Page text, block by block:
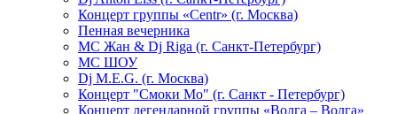
Концерт группы «Centr» (г. Москва)
Пенная вечерника
МС Жан & Dj Riga (г. Санкт-Петербург)
МС ШОУ
Dj M.E.G. (г. Москва)
Концерт "Смоки Мо" (г. Санкт - Петербург)
Концерт легендарной группы «Волга – Волга»